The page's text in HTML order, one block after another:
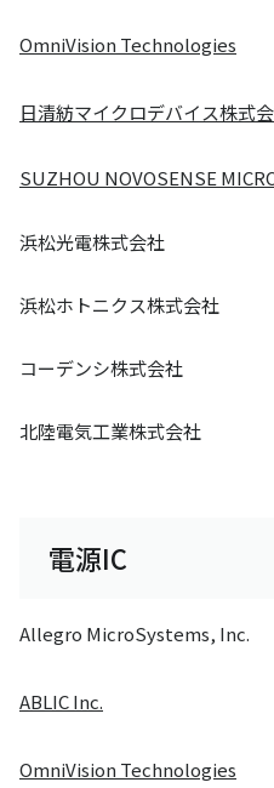
OmniVision Technologies
日清紡マイクロデバイス株式
SUZHOU NOVOSENSE
浜松光電株式会社
浜松ホトニクス株式会社
コーデンシ株式会社
北陸電気工業株式会社
電源IC
Allegro MicroSystems, Inc.
ABLIC Inc.
OmniVision Technologies